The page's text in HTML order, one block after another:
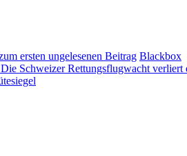
Blackbox
Schweizer Rettungsflugwacht verliert